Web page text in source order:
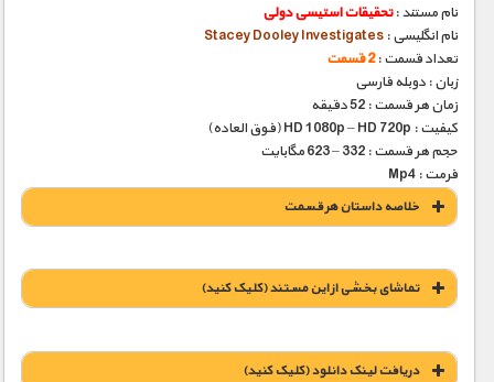
نام مستند :تحقیقات استیسی دولی
نام انگلیسی : Stacey Dooley Investigates
تعداد قسمت :2 قسمت
زبان : دوبله فارسی
زمان هر قسمت : 52 دقیقه
کیفیت : HD 1080p – HD 720p (فوق العاده)
حجم هر قسمت : 332 – 623 مگابایت
فرمت : Mp4
خلاصه داستان هر قسمت
تماشای بخشی از این مستند (کلیک کنید)
دریافت لينک دانلود (کليک کنيد)